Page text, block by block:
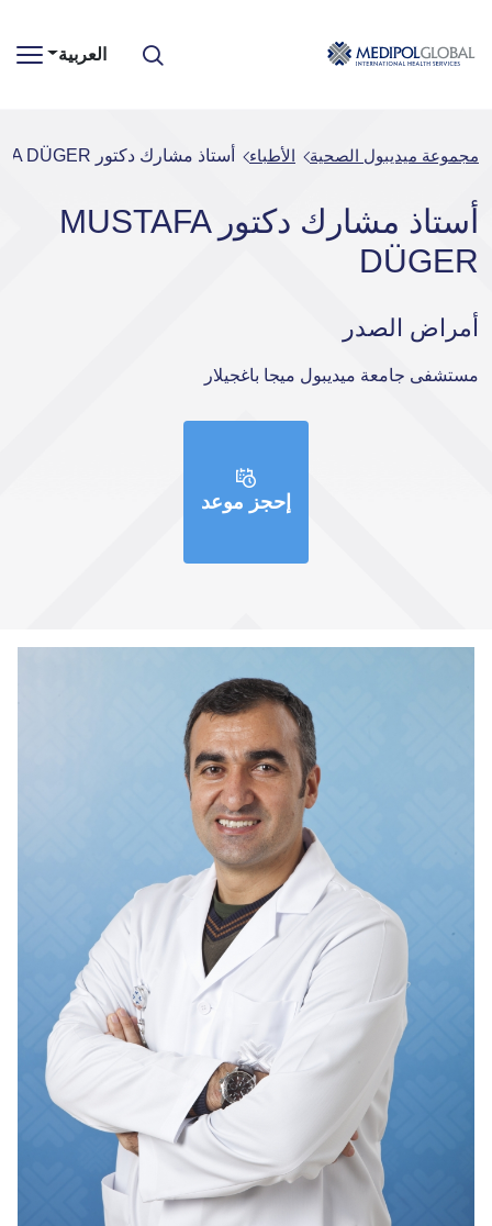
العربية
مجموعة ميديبول الصحية الأطباء أستاذ مشارك دكتور MUSTAFA DÜGER
أستاذ مشارك دكتور MUSTAFA
DÜGER
أمراض الصدر
مستشفى جامعة ميديبول ميجا باغجيلار
إحجز موعد